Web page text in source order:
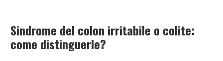
Sindrome del colon irritabile o colite:
come distinguerle?